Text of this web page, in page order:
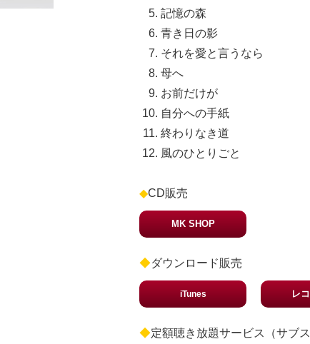
記憶の森
青き日の影
それを愛と言うなら
母へ
お前だけが
自分への手紙
終わりなき道
風のひとりごと
◆CD販売
MK SHOP
◆ダウンロード販売
iTunes レ
◆定額聴き放題サービス（サブ